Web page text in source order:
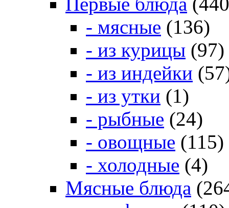
- мясные (136)
- из курицы (97)
- из индейки
- из утки (1)
- рыбные (24)
- овощные (115)
- холодные (4)
Мясные блюда